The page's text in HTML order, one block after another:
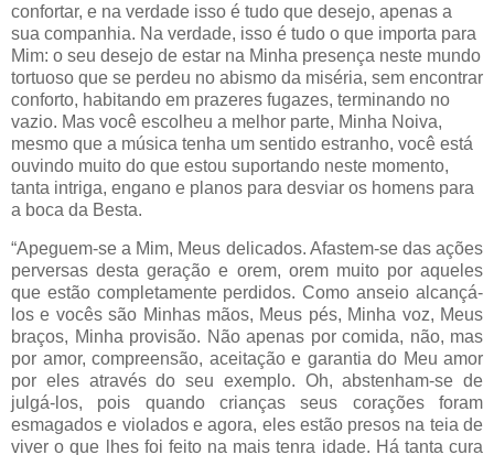
confortar, e na verdade isso é tudo que desejo, apenas a
sua companhia. Na verdade, isso é tudo o que importa para
Mim: o seu desejo de estar na Minha presença neste mundo
tortuoso que se perdeu no abismo da miséria, sem encontrar
conforto, habitando em prazeres fugazes, terminando no
vazio. Mas você escolheu a melhor parte, Minha Noiva,
mesmo que a música tenha um sentido estranho, você está
ouvindo muito do que estou suportando neste momento,
tanta intriga, engano e planos para desviar os homens para
a boca da Besta.
“Apeguem-se a Mim, Meus delicados. Afastem-se das ações
perversas desta geração e orem, orem muito por aqueles
que estão completamente perdidos. Como anseio alcançá-
los e vocês são Minhas mãos, Meus pés, Minha voz, Meus
braços, Minha provisão. Não apenas por comida, não, mas
por amor, compreensão, aceitação e garantia do Meu amor
por eles através do seu exemplo. Oh, abstenham-se de
julgá-los, pois quando crianças seus corações foram
esmagados e violados e agora, eles estão presos na teia de
viver o que lhes foi feito na mais tenra idade. Há tanta cura